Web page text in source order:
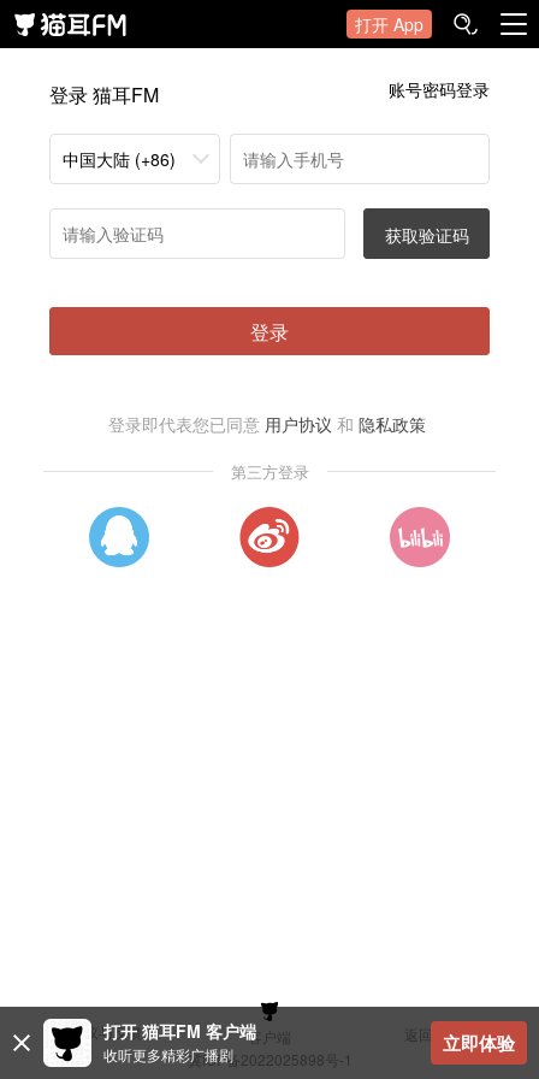
打开 App
登录 猫耳FM 账号密码登录
中国大陆 (+86)
获取验证码
登录
登录即代表您已同意 用户协议 和 隐私政策
第三方登录
建议与反馈 客户端
返回顶部
冀ICP备2022025898号-1
打开 猫耳FM 客户端
收听更多精彩广播剧 立即体验